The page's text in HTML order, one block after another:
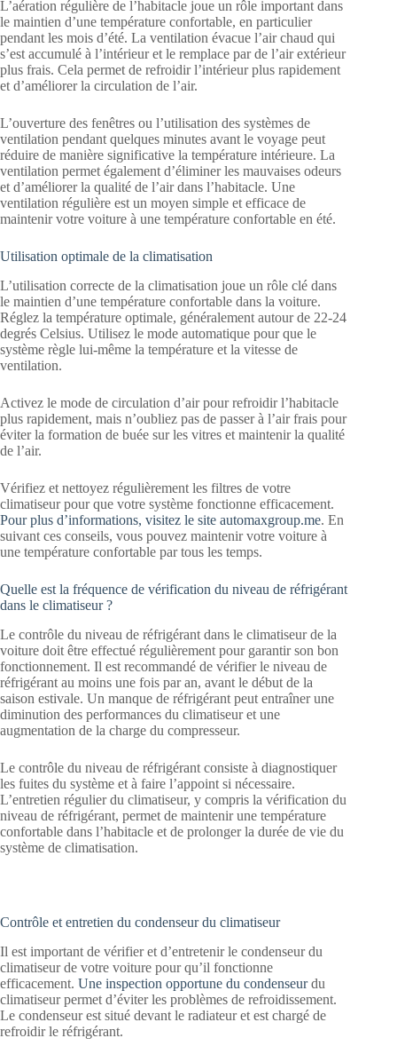
L’aération régulière de l’habitacle joue un rôle important dans
le maintien d’une température confortable, en particulier
pendant les mois d’été. La ventilation évacue l’air chaud qui
s’est accumulé à l’intérieur et le remplace par de l’air extérieur
plus frais. Cela permet de refroidir l’intérieur plus rapidement
et d’améliorer la circulation de l’air.
L’ouverture des fenêtres ou l’utilisation des systèmes de
ventilation pendant quelques minutes avant le voyage peut
réduire de manière significative la température intérieure. La
ventilation permet également d’éliminer les mauvaises odeurs
et d’améliorer la qualité de l’air dans l’habitacle. Une
ventilation régulière est un moyen simple et efficace de
maintenir votre voiture à une température confortable en été.
Utilisation optimale de la climatisation
L’utilisation correcte de la climatisation joue un rôle clé dans
le maintien d’une température confortable dans la voiture.
Réglez la température optimale, généralement autour de 22-24
degrés Celsius. Utilisez le mode automatique pour que le
système règle lui-même la température et la vitesse de
ventilation.
Activez le mode de circulation d’air pour refroidir l’habitacle
plus rapidement, mais n’oubliez pas de passer à l’air frais pour
éviter la formation de buée sur les vitres et maintenir la qualité
de l’air.
Vérifiez et nettoyez régulièrement les filtres de votre
climatiseur pour que votre système fonctionne efficacement.
Pour plus d’informations, visitez le site automaxgroup.me. En
suivant ces conseils, vous pouvez maintenir votre voiture à
une température confortable par tous les temps.
Quelle est la fréquence de vérification du niveau de réfrigérant
dans le climatiseur ?
Le contrôle du niveau de réfrigérant dans le climatiseur de la
voiture doit être effectué régulièrement pour garantir son bon
fonctionnement. Il est recommandé de vérifier le niveau de
réfrigérant au moins une fois par an, avant le début de la
saison estivale. Un manque de réfrigérant peut entraîner une
diminution des performances du climatiseur et une
augmentation de la charge du compresseur.
Le contrôle du niveau de réfrigérant consiste à diagnostiquer
les fuites du système et à faire l’appoint si nécessaire.
L’entretien régulier du climatiseur, y compris la vérification du
niveau de réfrigérant, permet de maintenir une température
confortable dans l’habitacle et de prolonger la durée de vie du
système de climatisation.
Contrôle et entretien du condenseur du climatiseur
Il est important de vérifier et d’entretenir le condenseur du
climatiseur de votre voiture pour qu’il fonctionne
efficacement. Une inspection opportune du condenseurdu
climatiseur permet d’éviter les problèmes de refroidissement.
Le condenseur est situé devant le radiateur et est chargé de
refroidir le réfrigérant.